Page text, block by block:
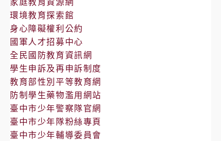
環境教育探索館
身心障礙權利公約
國軍人才招募中心
全民國防教育資訊網
學生申訴及再申訴制度
教育部性別平等教育網
防制學生藥物濫用網站
臺中市少年警察隊官網
臺中市少年隊粉絲專頁
臺中市少年輔導委員會